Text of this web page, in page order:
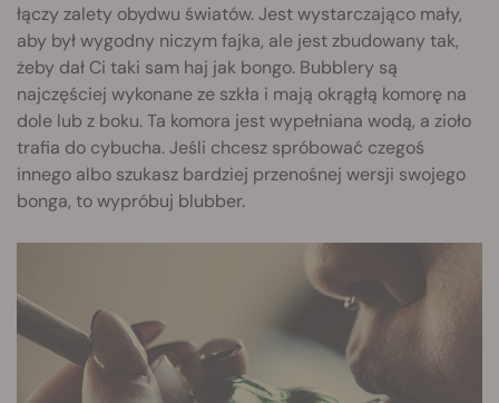
łączy zalety obydwu światów. Jest wystarczająco mały,
aby był wygodny niczym fajka, ale jest zbudowany tak,
żeby dał Ci taki sam haj jak bongo. Bubblery są
najczęściej wykonane ze szkła i mają okrągłą komorę na
dole lub z boku. Ta komora jest wypełniana wodą, a zioło
trafia do cybucha. Jeśli chcesz spróbować czegoś
innego albo szukasz bardziej przenośnej wersji swojego
bonga, to wypróbuj blubber.